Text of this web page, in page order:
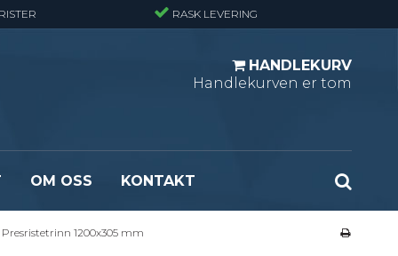
RASK LEVERING
HANDLEKURV
Handlekurven er tom
- Standard
Opptrekksplanker – Sort (Ubehandlet)
OM OSS KONTAKT
Presristetrinn 1200x305 mm